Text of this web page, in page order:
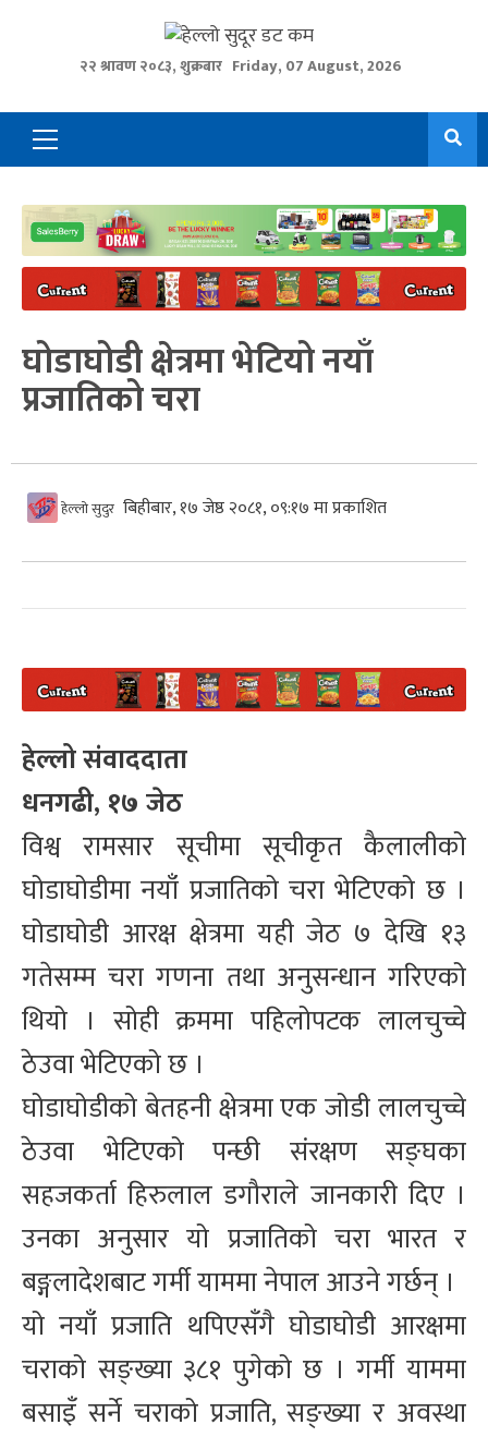
२२ श्रावण २०८३, शुक्रबार Friday, 07 August, 2026
Primary
Menu
घोडाघोडी क्षेत्रमा भेटियो नयाँ
प्रजातिको चरा
हेल्लो सुदुर बिहीबार, १७ जेष्ठ २०८१, ०९:१७ मा प्रकाशित
हेल्लो संवाददाता
धनगढी, १७ जेठ
विश्व रामसार सूचीमा सूचीकृत कैलालीको
घोडाघोडीमा नयाँ प्रजातिको चरा भेटिएको छ ।
घोडाघोडी आरक्ष क्षेत्रमा यही जेठ ७ देखि १३
गतेसम्म चरा गणना तथा अनुसन्धान गरिएको
थियो । सोही क्रममा पहिलोपटक लालचुच्चे
ठेउवा भेटिएको छ ।
घोडाघोडीको बेतहनी क्षेत्रमा एक जोडी लालचुच्चे
ठेउवा भेटिएको पन्छी संरक्षण सङ्घका
सहजकर्ता हिरुलाल डगौराले जानकारी दिए ।
उनका अनुसार यो प्रजातिको चरा भारत र
बङ्गलादेशबाट गर्मी याममा नेपाल आउने गर्छन् ।
यो नयाँ प्रजाति थपिएसँगै घोडाघोडी आरक्षमा
चराको सङ्ख्या ३८१ पुगेको छ । गर्मी याममा
बसाइँ सर्ने चराको प्रजाति, सङ्ख्या र अवस्था